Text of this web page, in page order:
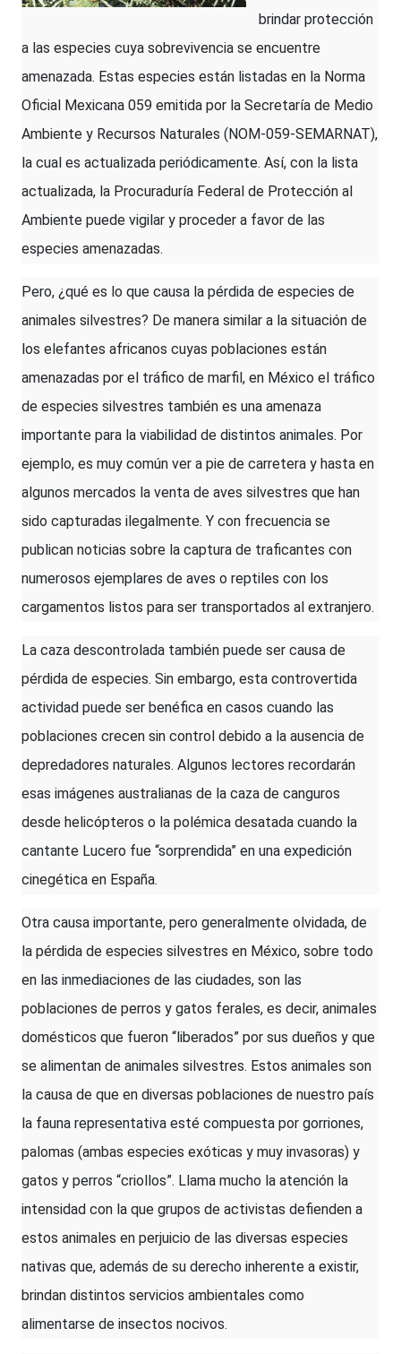
brindar protección
a las especies cuya sobrevivencia se encuentre
amenazada. Estas especies están listadas en la Norma
Oficial Mexicana 059 emitida por la Secretaría de Medio
Ambiente y Recursos Naturales (NOM-059-SEMARNAT),
la cual es actualizada periódicamente. Así, con la lista
actualizada, la Procuraduría Federal de Protección al
Ambiente puede vigilar y proceder a favor de las
especies amenazadas.
Pero, ¿qué es lo que causa la pérdida de especies de
animales silvestres? De manera similar a la situación de
los elefantes africanos cuyas poblaciones están
amenazadas por el tráfico de marfil, en México el tráfico
de especies silvestres también es una amenaza
importante para la viabilidad de distintos animales. Por
ejemplo, es muy común ver a pie de carretera y hasta en
algunos mercados la venta de aves silvestres que han
sido capturadas ilegalmente. Y con frecuencia se
publican noticias sobre la captura de traficantes con
numerosos ejemplares de aves o reptiles con los
cargamentos listos para ser transportados al extranjero.
La caza descontrolada también puede ser causa de
pérdida de especies. Sin embargo, esta controvertida
actividad puede ser benéfica en casos cuando las
poblaciones crecen sin control debido a la ausencia de
depredadores naturales. Algunos lectores recordarán
esas imágenes australianas de la caza de canguros
desde helicópteros o la polémica desatada cuando la
cantante Lucero fue “sorprendida” en una expedición
cinegética en España.
Otra causa importante, pero generalmente olvidada, de
la pérdida de especies silvestres en México, sobre todo
en las inmediaciones de las ciudades, son las
poblaciones de perros y gatos ferales, es decir, animales
domésticos que fueron “liberados” por sus dueños y que
se alimentan de animales silvestres. Estos animales son
la causa de que en diversas poblaciones de nuestro país
la fauna representativa esté compuesta por gorriones,
palomas (ambas especies exóticas y muy invasoras) y
gatos y perros “criollos”. Llama mucho la atención la
intensidad con la que grupos de activistas defienden a
estos animales en perjuicio de las diversas especies
nativas que, además de su derecho inherente a existir,
brindan distintos servicios ambientales como
alimentarse de insectos nocivos.